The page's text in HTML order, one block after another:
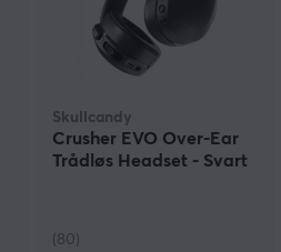
Skullcandy
Crusher EVO Over-Ear
Trådløs Headset - Svart
(80)